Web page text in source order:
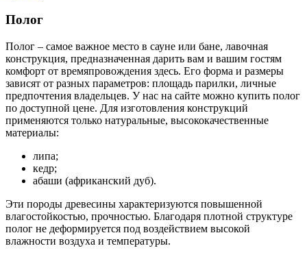
Полог
Полог – самое важное место в сауне или бане, лавочная
конструкция, предназначенная дарить вам и вашим гостям
комфорт от времяпровождения здесь. Его форма и размеры
зависят от разных параметров: площадь парилки, личные
предпочтения владельцев. У нас на сайте можно купить полог
по доступной цене. Для изготовления конструкций
применяются только натуральные, высококачественные
материалы:
липа;
кедр;
абаши (африканский дуб).
Эти породы древесины характеризуются повышенной
влагостойкостью, прочностью. Благодаря плотной структуре
полог не деформируется под воздействием высокой
влажности воздуха и температуры.